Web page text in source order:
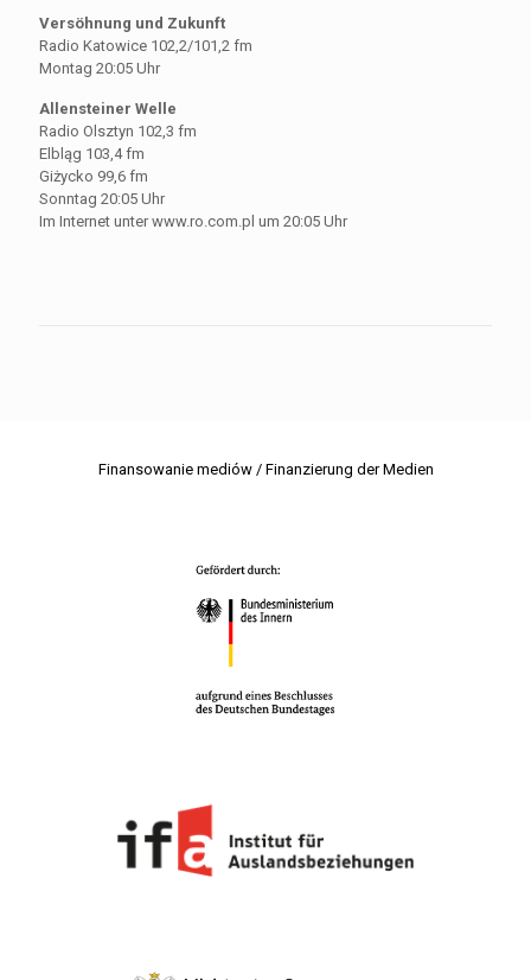
Versöhnung und Zukunft
Radio Katowice 102,2/101,2 fm
Montag 20:05 Uhr
Allensteiner Welle
Radio Olsztyn 102,3 fm
Elbląg 103,4 fm
Giżycko 99,6 fm
Sonntag 20:05 Uhr
Im Internet unter www.ro.com.pl um 20:05 Uhr
Finansowanie mediów / Finanzierung der Medien